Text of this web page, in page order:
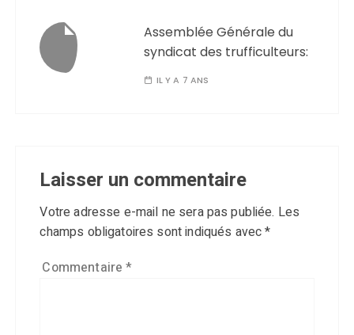
Assemblée Générale du
syndicat des trufficulteurs:
IL Y A 7 ANS
Laisser un commentaire
Votre adresse e-mail ne sera pas publiée. Les
champs obligatoires sont indiqués avec*
Commentaire*